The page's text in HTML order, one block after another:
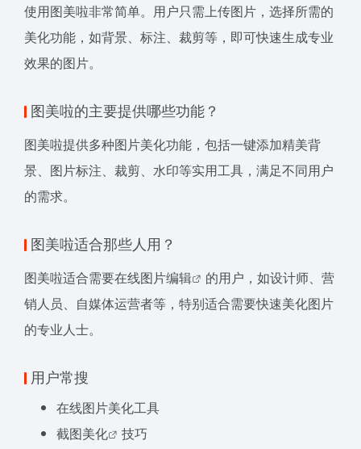
使用图美啦非常简单。用户只需上传图片，选择所需的
美化功能，如背景、标注、裁剪等，即可快速生成专业
效果的图片。
图美啦的主要提供哪些功能？
图美啦提供多种图片美化功能，包括一键添加精美背
景、图片标注、裁剪、水印等实用工具，满足不同用户
的需求。
图美啦适合那些人用？
图美啦适合需要在线图片编辑
的用户，如设计师、营
销人员、自媒体运营者等，特别适合需要快速美化图片
的专业人士。
用户常搜
在线图片美化工具
截图美化
技巧